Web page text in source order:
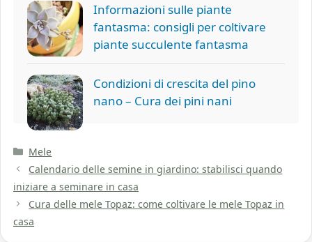
Informazioni sulle piante
fantasma: consigli per coltivare
piante succulente fantasma
Condizioni di crescita del pino
nano – Cura dei pini nani
Categorie
Mele
Calendario delle semine in giardino: stabilisci quando
iniziare a seminare in casa
Cura delle mele Topaz: come coltivare le mele Topaz in
casa